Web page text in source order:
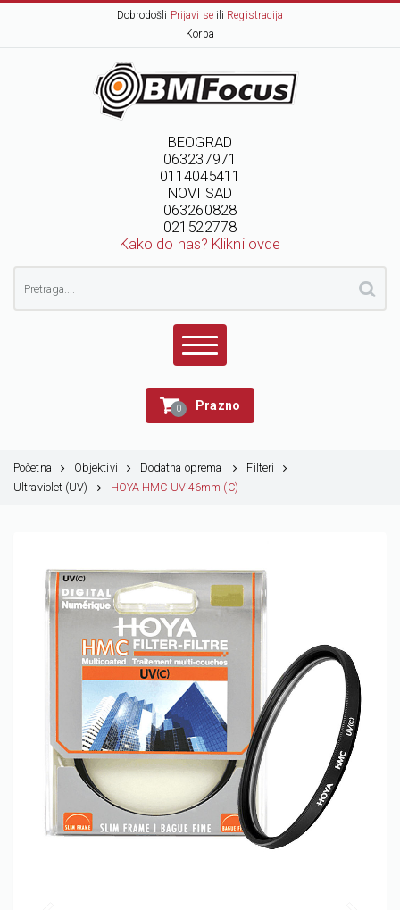
Dobrodošli Prijavi seili Registracija
Korpa
BEOGRAD
063237971
0114045411
NOVI SAD
063260828
021522778
Kako do nas? Klikni ovde
0 Prazno
Početna Objektivi Dodatna oprema
Filteri
Ultraviolet (UV)
HOYA HMC UV 46mm (C)